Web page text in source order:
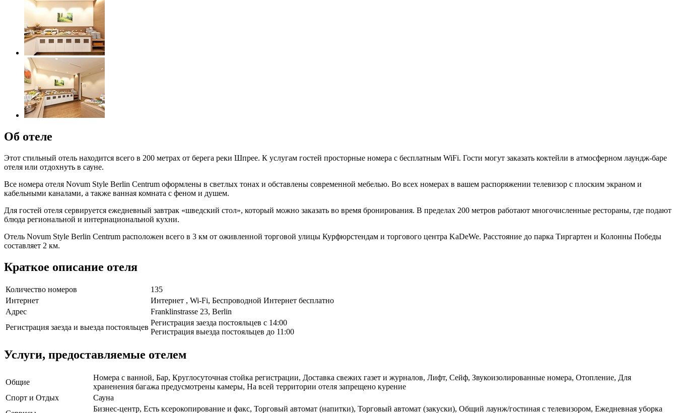
Об отеле
Этот стильный отель находится всего в 200 метрах от берега реки Шпрее. К услугам гостей просторные номера с бесплатным WiFi. Гости могут заказать коктейли в атмосферном лаундж-баре
отеля или отдохнуть в сауне.
Все номера отеля Novum Style Berlin Centrum оформлены в светлых тонах и обставлены современной мебелью. Во всех номерах в вашем распоряжении телевизор с плоским экраном и
кабельными каналами, а также ванная комната с феном и душем.
Для гостей отеля сервируется ежедневный завтрак «шведский стол», который можно заказать во время бронирования. В пределах 200 метров работают многочисленные рестораны, где подают
блюда региональной и интернациональной кухни.
Отель Novum Style Berlin Centrum расположен всего в 3 км от оживленной торговой улицы Курфюрстендам и торгового центра KaDeWe. Расстояние до парка Тиргартен и Колонны Победы
составляет 2 км.
Краткое описание отеля
Количество номеров
135
Интернет
Интернет , Wi-Fi, Беспроводной Интернет бесплатно
Адрес
Franklinstrasse 23, Berlin
Регистрация заезда и выезда постояльцев
Регистрация заезда постояльцев с 14:00
Регистрация выезда постояльцев до 11:00
Услуги, предоставляемые отелем
Общие
Номера с ванной, Бар, Круглосуточная стойка регистрации, Доставка свежих газет и журналов, Лифт, Сейф, Звукоизолированные номера, Отопление, Для
храненения багажа предусмотрены камеры, На всей территории отеля запрещено курение
Спорт и Отдых
Сауна
Бизнес-центр, Есть ксерокопирование и факс, Торговый автомат (напитки), Торговый автомат (закуски), Общий лаунж/гостиная с телевизором, Ежедневная уборка